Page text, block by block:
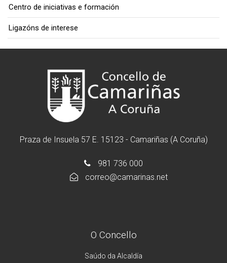
Centro de iniciativas e formación
Ligazóns de interese
Praza de Insuela 57 E. 15123 - Camariñas (A Coruña)
981 736 000
correo@camarinas.net
O Concello
Saúdo da Alcaldía